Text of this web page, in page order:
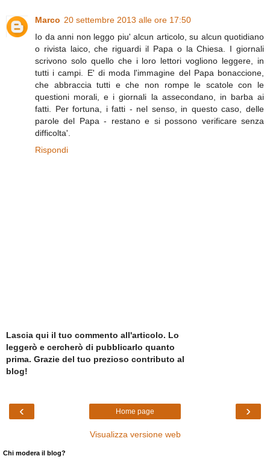
Marco 20 settembre 2013 alle ore 17:50
Io da anni non leggo piu' alcun articolo, su alcun quotidiano
o rivista laico, che riguardi il Papa o la Chiesa. I giornali
scrivono solo quello che i loro lettori vogliono leggere, in
tutti i campi. E' di moda l'immagine del Papa bonaccione,
che abbraccia tutti e che non rompe le scatole con le
questioni morali, e i giornali la assecondano, in barba ai
fatti. Per fortuna, i fatti - nel senso, in questo caso, delle
parole del Papa - restano e si possono verificare senza
difficolta'.
Rispondi
Lascia qui il tuo commento all'articolo. Lo
leggerò e cercherò di pubblicarlo quanto
prima. Grazie del tuo prezioso contributo al
blog!
‹ ›
Home page
Visualizza versione web
Chi modera il blog?